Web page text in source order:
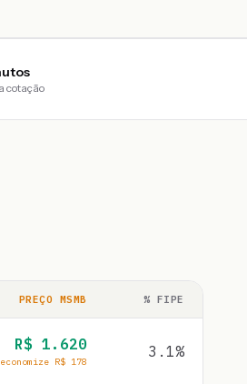
cotação
PREÇO MSMB % FIPE
R$ 1.620
economize R$ 178
3.1%